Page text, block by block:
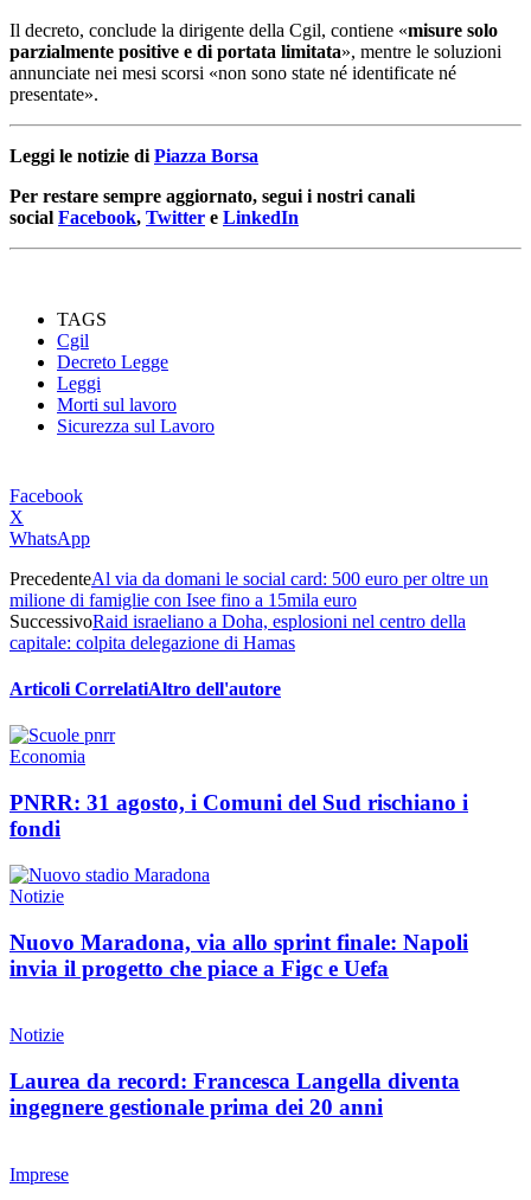
Il decreto, conclude la dirigente della Cgil, contiene «misure solo
parzialmente positive e di portata limitata», mentre le soluzioni
annunciate nei mesi scorsi «non sono state né identificate né
presentate».
Leggi le notizie di Piazza Borsa
Per restare sempre aggiornato, segui i nostri canali
social Facebook, Twitter e LinkedIn
TAGS
Cgil
Decreto Legge
Leggi
Morti sul lavoro
Sicurezza sul Lavoro
Facebook
X
WhatsApp
PrecedenteAl via da domani le social card: 500 euro per oltre un
milione di famiglie con Isee fino a 15mila euro
SuccessivoRaid israeliano a Doha, esplosioni nel centro della
capitale: colpita delegazione di Hamas
Articoli CorrelatiAltro dell'autore
Economia
PNRR: 31 agosto, i Comuni del Sud rischiano i
fondi
Notizie
Nuovo Maradona, via allo sprint finale: Napoli
invia il progetto che piace a Figc e Uefa
Notizie
Laurea da record: Francesca Langella diventa
ingegnere gestionale prima dei 20 anni
Imprese